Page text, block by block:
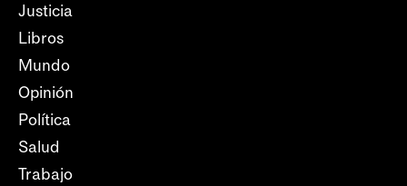
Justicia
Libros
Mundo
Opinión
Política
Salud
Trabajo